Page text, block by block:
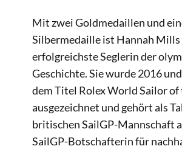
Mit zwei Goldmedaillen und
Silbermedaille ist Hannah Mills
erfolgreichste Seglerin der
Geschichte. Sie wurde 2016
dem Titel Rolex World Sailor of
ausgezeichnet und gehört als
britischen SailGP-Mannschaft
SailGP-Botschafterin für